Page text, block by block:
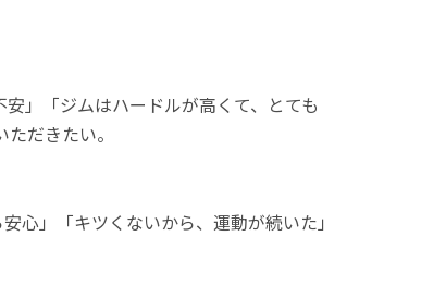
」「ジムはハードルが高くて、とても
だきたい。
心」「キツくないから、運動が続いた」